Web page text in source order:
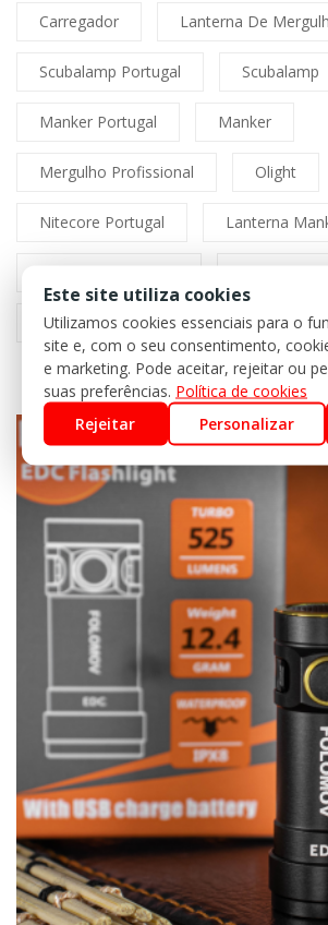
Carregador Lanterna De
Scubalamp Portugal Scubalamp
Manker Portugal Manker
Mergulho Profissional Olight
Nitecore Portugal Lanterna
Fitorch Portugal
Este site utiliza cookies
Utilizamos cookies essenciais para o
site e, com o seu consentimento,
e marketing. Pode aceitar, rejeitar ou
suas preferências. Política de cookies
Rejeitar
Personalizar